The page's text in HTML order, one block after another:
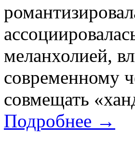
меланхолией,
современному
совмещать
Подробнее →